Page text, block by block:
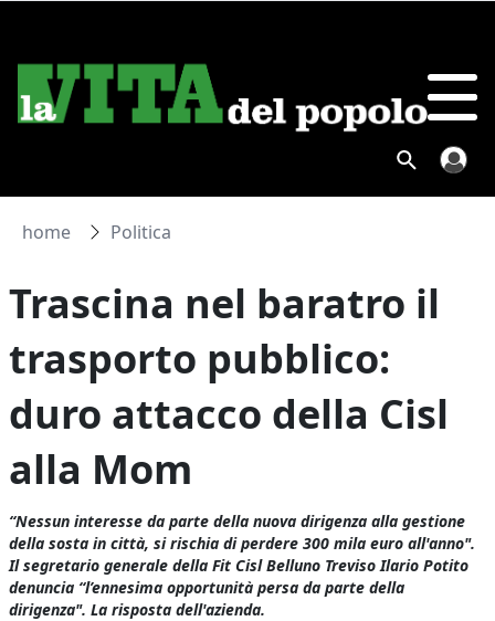
home Politica
Trascina nel baratro il
trasporto pubblico:
duro attacco della Cisl
alla Mom
“Nessun interesse da parte della nuova dirigenza alla gestione
della sosta in città, si rischia di perdere 300 mila euro all'anno".
Il segretario generale della Fit Cisl Belluno Treviso Ilario Potito
denuncia “l’ennesima opportunità persa da parte della
dirigenza". La risposta dell'azienda.